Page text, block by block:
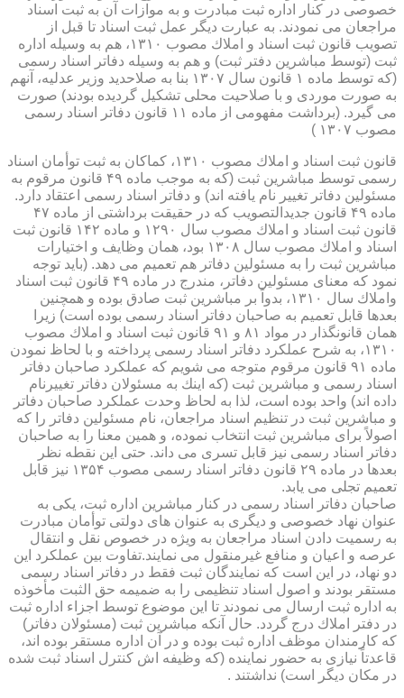
خصوصی در كنار اداره ثبت مبادرت و به موازات آن به ثبت اسناد
مراجعان می نمودند. به عبارت دیگر عمل ثبت اسناد تا قبل از
تصویب قانون ثبت اسناد و املاك مصوب ۱۳۱۰، هم به وسیله اداره
ثبت (توسط مباشرین دفتر ثبت) و هم به وسیله دفاتر اسناد رسمی
(كه توسط ماده ۱ قانون سال ۱۳۰۷ بنا به صلاحدید وزیر عدلیه، آنهم
به صورت موردی و با صلاحیت محلی تشكیل گردیده بودند) صورت
می گیرد. (برداشت مفهومی از ماده ۱۱ قانون دفاتر اسناد رسمی
مصوب ۱۳۰۷ )
قانون ثبت اسناد و املاك مصوب ۱۳۱۰، كماكان به ثبت توأمان اسناد
رسمی توسط مباشرین ثبت (كه به موجب ماده ۴۹ قانون مرقوم به
مسئولین دفاتر تغییر نام یافته اند) و دفاتر اسناد رسمی اعتقاد دارد.
ماده ۴۹ قانون جدیدالتصویب كه در حقیقت برداشتی از ماده ۴۷
قانون ثبت اسناد و املاك مصوب سال ۱۲۹۰ و ماده ۱۴۲ قانون ثبت
اسناد و املاك مصوب سال ۱۳۰۸ بود، همان وظایف و اختیارات
مباشرین ثبت را به مسئولین دفاتر هم تعمیم می دهد. (باید توجه
نمود كه معنای مسئولین دفاتر، مندرج در ماده ۴۹ قانون ثبت اسناد
واملاك سال ۱۳۱۰، بدواً بر مباشرین ثبت صادق بوده و همچنین
بعدها قابل تعمیم به صاحبان دفاتر اسناد رسمی بوده است) زیرا
همان قانونگذار در مواد ۸۱ و ۹۱ قانون ثبت اسناد و املاك مصوب
۱۳۱۰، به شرح عملكرد دفاتر اسناد رسمی پرداخته و با لحاظ نمودن
ماده ۹۱ قانون مرقوم متوجه می شویم كه عملكرد صاحبان دفاتر
اسناد رسمی و مباشرین ثبت (كه اینك به مسئولان دفاتر تغییرنام
داده اند) واحد بوده است، لذا به لحاظ وحدت عملكرد صاحبان دفاتر
و مباشرین ثبت در تنظیم اسناد مراجعان، نام مسئولین دفاتر را كه
اصولاً برای مباشرین ثبت انتخاب نموده، و همین معنا را به صاحبان
دفاتر اسناد رسمی نیز قابل تسری می داند. حتی این نقطه نظر
بعدها در ماده ۲۹ قانون دفاتر اسناد رسمی مصوب ۱۳۵۴ نیز قابل
تعمیم تجلی می یابد.
صاحبان دفاتر اسناد رسمی در كنار مباشرین اداره ثبت، یكی به
عنوان نهاد خصوصی و دیگری به عنوان های دولتی توأمان مبادرت
به رسمیت دادن اسناد مراجعان به ویژه در خصوص نقل و انتقال
عرصه و اعیان و منافع غیرمنقول می نمایند.تفاوت بین عملكرد این
دو نهاد، در این است كه نمایندگان ثبت فقط در دفاتر اسناد رسمی
مستقر بودند و اصول اسناد تنظیمی را به ضمیمه حق الثبت مأخوذه
به اداره ثبت ارسال می نمودند تا این موضوع توسط اجزاء اداره ثبت
در دفتر املاك درج گردد. حال آنكه مباشرین ثبت (مسئولان دفاتر)
كه كارمندان موظف اداره ثبت بوده و در آن اداره مستقر بوده اند،
قاعدتاً نیازی به حضور نماینده (كه وظیفه اش كنترل اسناد ثبت شده
در مكان دیگر است) نداشتند .